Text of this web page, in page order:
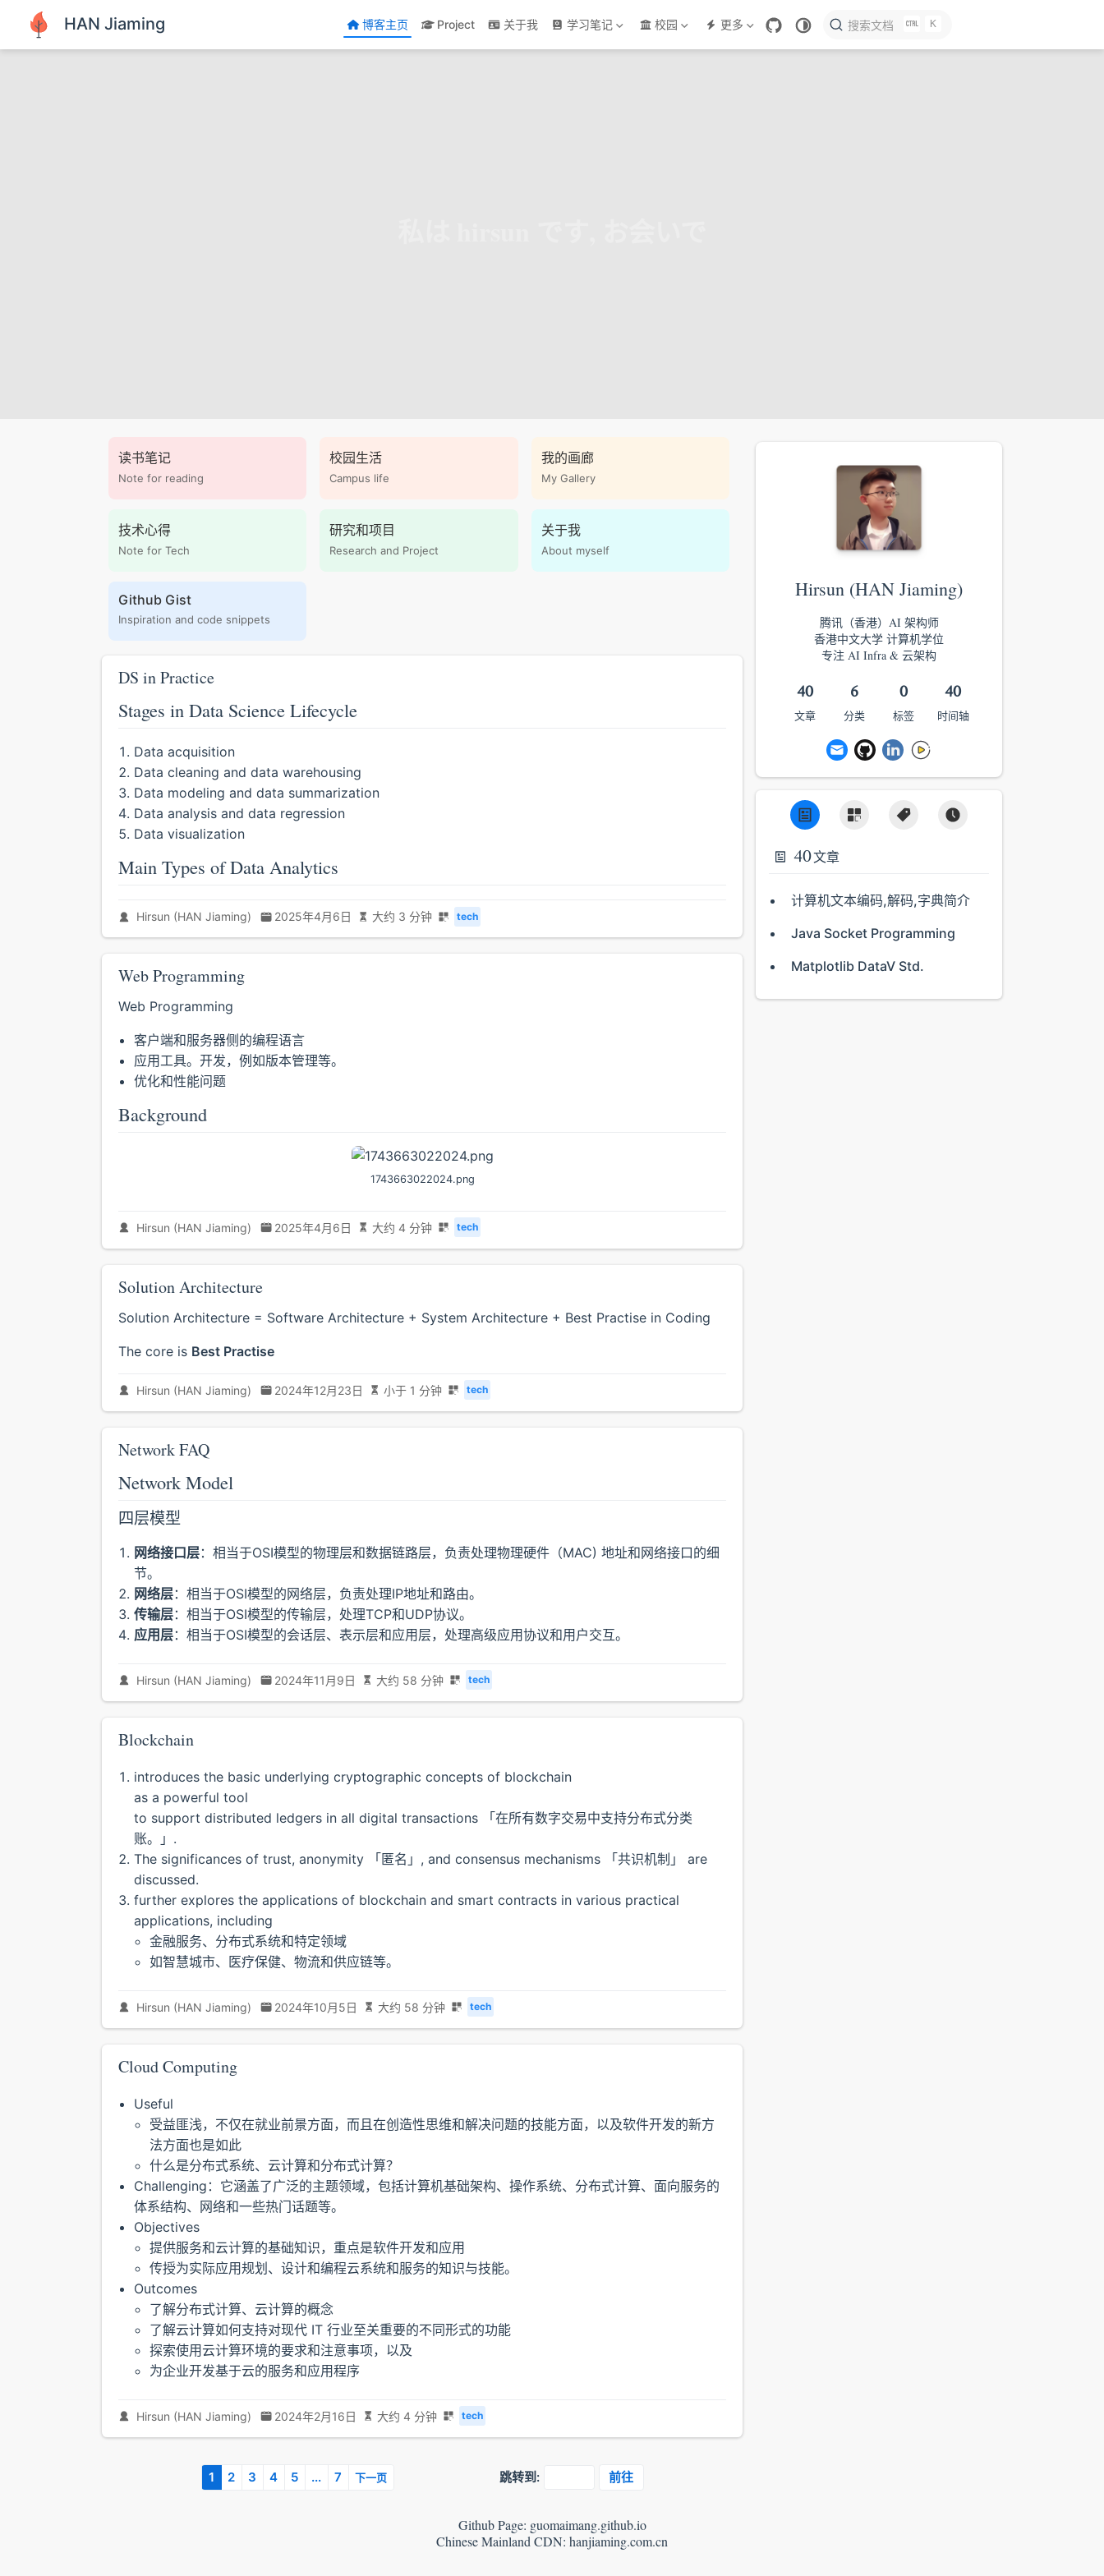
跳至主要內容
HAN Jiaming 博客主页 Project 关于我 学习笔记 校园 更多 搜索文档 K
读书笔记
Note for reading
校园生活
Campus life
我的画廊
My Gallery
技术心得
Note for Tech
研究和项目
Research and Project
关于我
About myself
Github Gist
Inspiration and code snippets
DS in Practice
Stages in Data Science Lifecycle
Data acquisition
Data cleaning and data warehousing
Data modeling and data summarization
Data analysis and data regression
Data visualization
Main Types of Data Analytics
Hirsun (HAN Jiaming) 2025年4月6日 大约 3 分钟 tech
Web Programming
Web Programming
客户端和服务器侧的编程语言
应用工具。开发，例如版本管理等。
优化和性能问题
Background
1743663022024.png
Hirsun (HAN Jiaming) 2025年4月6日 大约 4 分钟 tech
Solution Architecture
Solution Architecture = Software Architecture + System Architecture + Best Practise in Coding
The core is Best Practise
Hirsun (HAN Jiaming) 2024年12月23日 小于 1 分钟 tech
Network FAQ
Network Model
四层模型
网络接口层：相当于OSI模型的物理层和数据链路层，负责处理物理硬件（MAC) 地址和网络接口的细
节。
网络层：相当于OSI模型的网络层，负责处理IP地址和路由。
传输层：相当于OSI模型的传输层，处理TCP和UDP协议。
应用层：相当于OSI模型的会话层、表示层和应用层，处理高级应用协议和用户交互。
Hirsun (HAN Jiaming) 2024年11月9日 大约 58 分钟 tech
Blockchain
introduces the basic underlying cryptographic concepts of blockchain
as a powerful tool
to support distributed ledgers in all digital transactions 「在所有数字交易中支持分布式分类
账。」.
The significances of trust, anonymity 「匿名」, and consensus mechanisms 「共识机制」 are
discussed.
further explores the applications of blockchain and smart contracts in various practical
applications, including
金融服务、分布式系统和特定领域
如智慧城市、医疗保健、物流和供应链等。
Hirsun (HAN Jiaming) 2024年10月5日 大约 58 分钟 tech
Cloud Computing
Useful
受益匪浅，不仅在就业前景方面，而且在创造性思维和解决问题的技能方面，以及软件开发的新方
法方面也是如此
什么是分布式系统、云计算和分布式计算？
Challenging：它涵盖了广泛的主题领域，包括计算机基础架构、操作系统、分布式计算、面向服务的
体系结构、网络和一些热门话题等。
Objectives
提供服务和云计算的基础知识，重点是软件开发和应用
传授为实际应用规划、设计和编程云系统和服务的知识与技能。
Outcomes
了解分布式计算、云计算的概念
了解云计算如何支持对现代 IT 行业至关重要的不同形式的功能
探索使用云计算环境的要求和注意事项，以及
为企业开发基于云的服务和应用程序
Hirsun (HAN Jiaming) 2024年2月16日 大约 4 分钟 tech
1 2 3 4 5 ... 7 下一页 跳转到: 前往
Hirsun (HAN Jiaming)
腾讯（香港）AI 架构师
香港中文大学 计算机学位
专注 AI Infra & 云架构
40
文章
6
分类
0
标签
40
时间轴
40文章
计算机文本编码,解码,字典简介
Java Socket Programming
Matplotlib DataV Std.
Github Page: guomaimang.github.io
Chinese Mainland CDN: hanjiaming.com.cn